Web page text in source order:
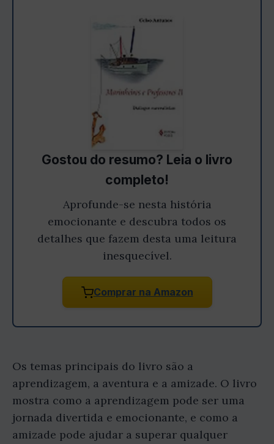
Gostou do resumo? Leia o livro
completo!
Aprofunde-se nesta história
emocionante e descubra todos os
detalhes que fazem desta uma leitura
inesquecível.
Comprar na Amazon
Os temas principais do livro são a
aprendizagem, a aventura e a amizade. O livro
mostra como a aprendizagem pode ser uma
jornada divertida e emocionante, e como a
amizade pode ajudar a superar qualquer